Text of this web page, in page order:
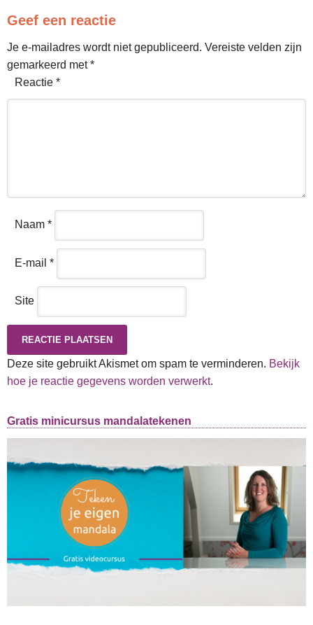
Geef een reactie
Je e-mailadres wordt niet gepubliceerd. Vereiste velden zijn
gemarkeerd met*
Reactie *
Naam *
E-mail *
Site
Deze site gebruikt Akismet om spam te verminderen. Bekijk
hoe je reactie gegevens worden verwerkt.
Gratis minicursus mandalatekenen